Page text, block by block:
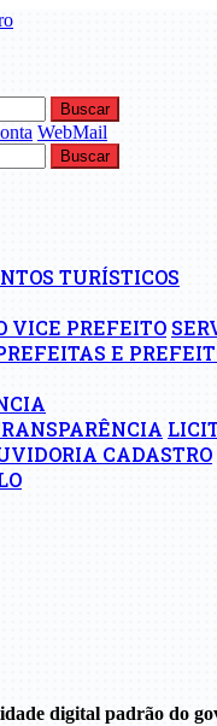
Buscar
WebMail
Buscar
TURÍSTICOS
VICE PREFEITO
E
CADASTRO
digital padrão do